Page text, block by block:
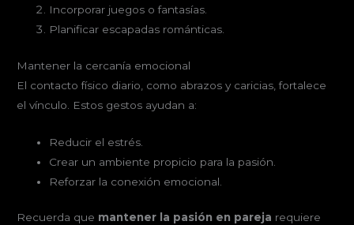
Incorporar juegos o fantasías.
Planificar escapadas románticas.
Mantener la cercanía emocional
El contacto físico diario, como abrazos y caricias, fortalece
el vínculo. Estos gestos ayudan a:
Reducir el estrés.
Crear un ambiente propicio para la pasión.
Reforzar la conexión emocional.
Recuerda que mantener la pasión en pareja requiere